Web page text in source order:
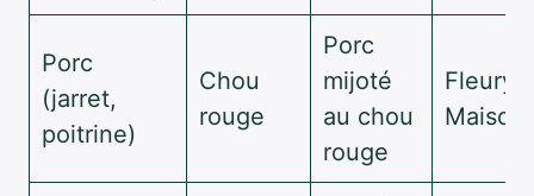
Porc
(jarret,
poitrine)
Chou
rouge
Porc
mijoté
au chou
rouge
Fleury
Maison